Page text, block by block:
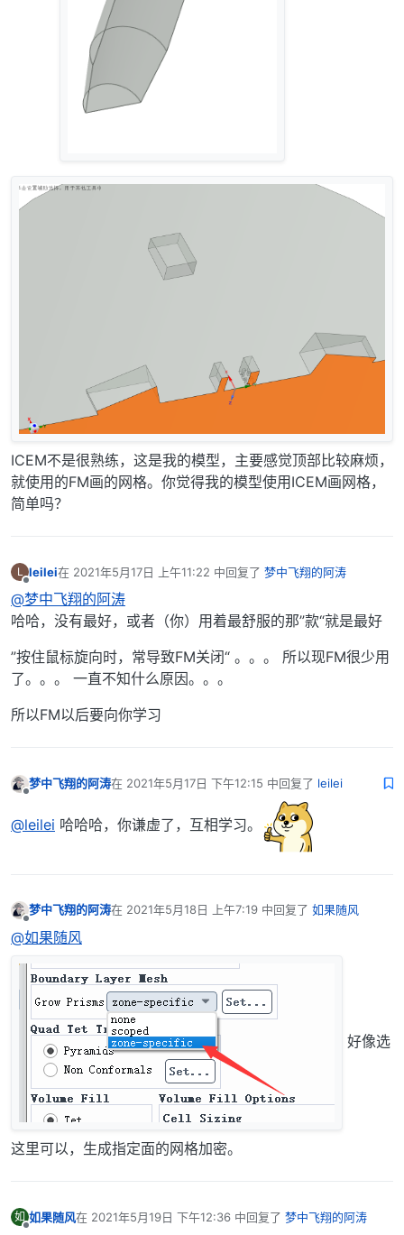
ICEM不是很熟练，这是我的模型，主要感觉顶部比较麻烦，
就使用的FM画的网格。你觉得我的模型使用ICEM画网格，
简单吗？
L
离线
leilei在 2021年5月17日 上午11:22 中回复了 梦中飞翔的阿涛
最后由 编辑
@梦中飞翔的阿涛
哈哈，没有最好，或者（你）用着最舒服的那”款“就是最好
”按住鼠标旋向时，常导致FM关闭“ 。。。 所以现FM很少用
了。。。 一直不知什么原因。。。
所以FM以后要向你学习
梦中飞翔的阿涛在 2021年5月17日 下午12:15 中回复了 leilei
最后由 编辑
@leilei 哈哈哈，你谦虚了，互相学习。
梦中飞翔的阿涛在 2021年5月18日 上午7:19 中回复了 如果随风
最后由 编辑
@如果随风
好像选
这里可以，生成指定面的网格加密。
如 如果随风在 2021年5月19日 下午12:36 中回复了 梦中飞翔的阿涛
最后由 编辑